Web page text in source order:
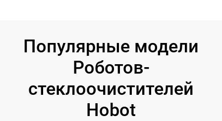
Популярные модели
Роботов-
стеклоочистителей
Hobot